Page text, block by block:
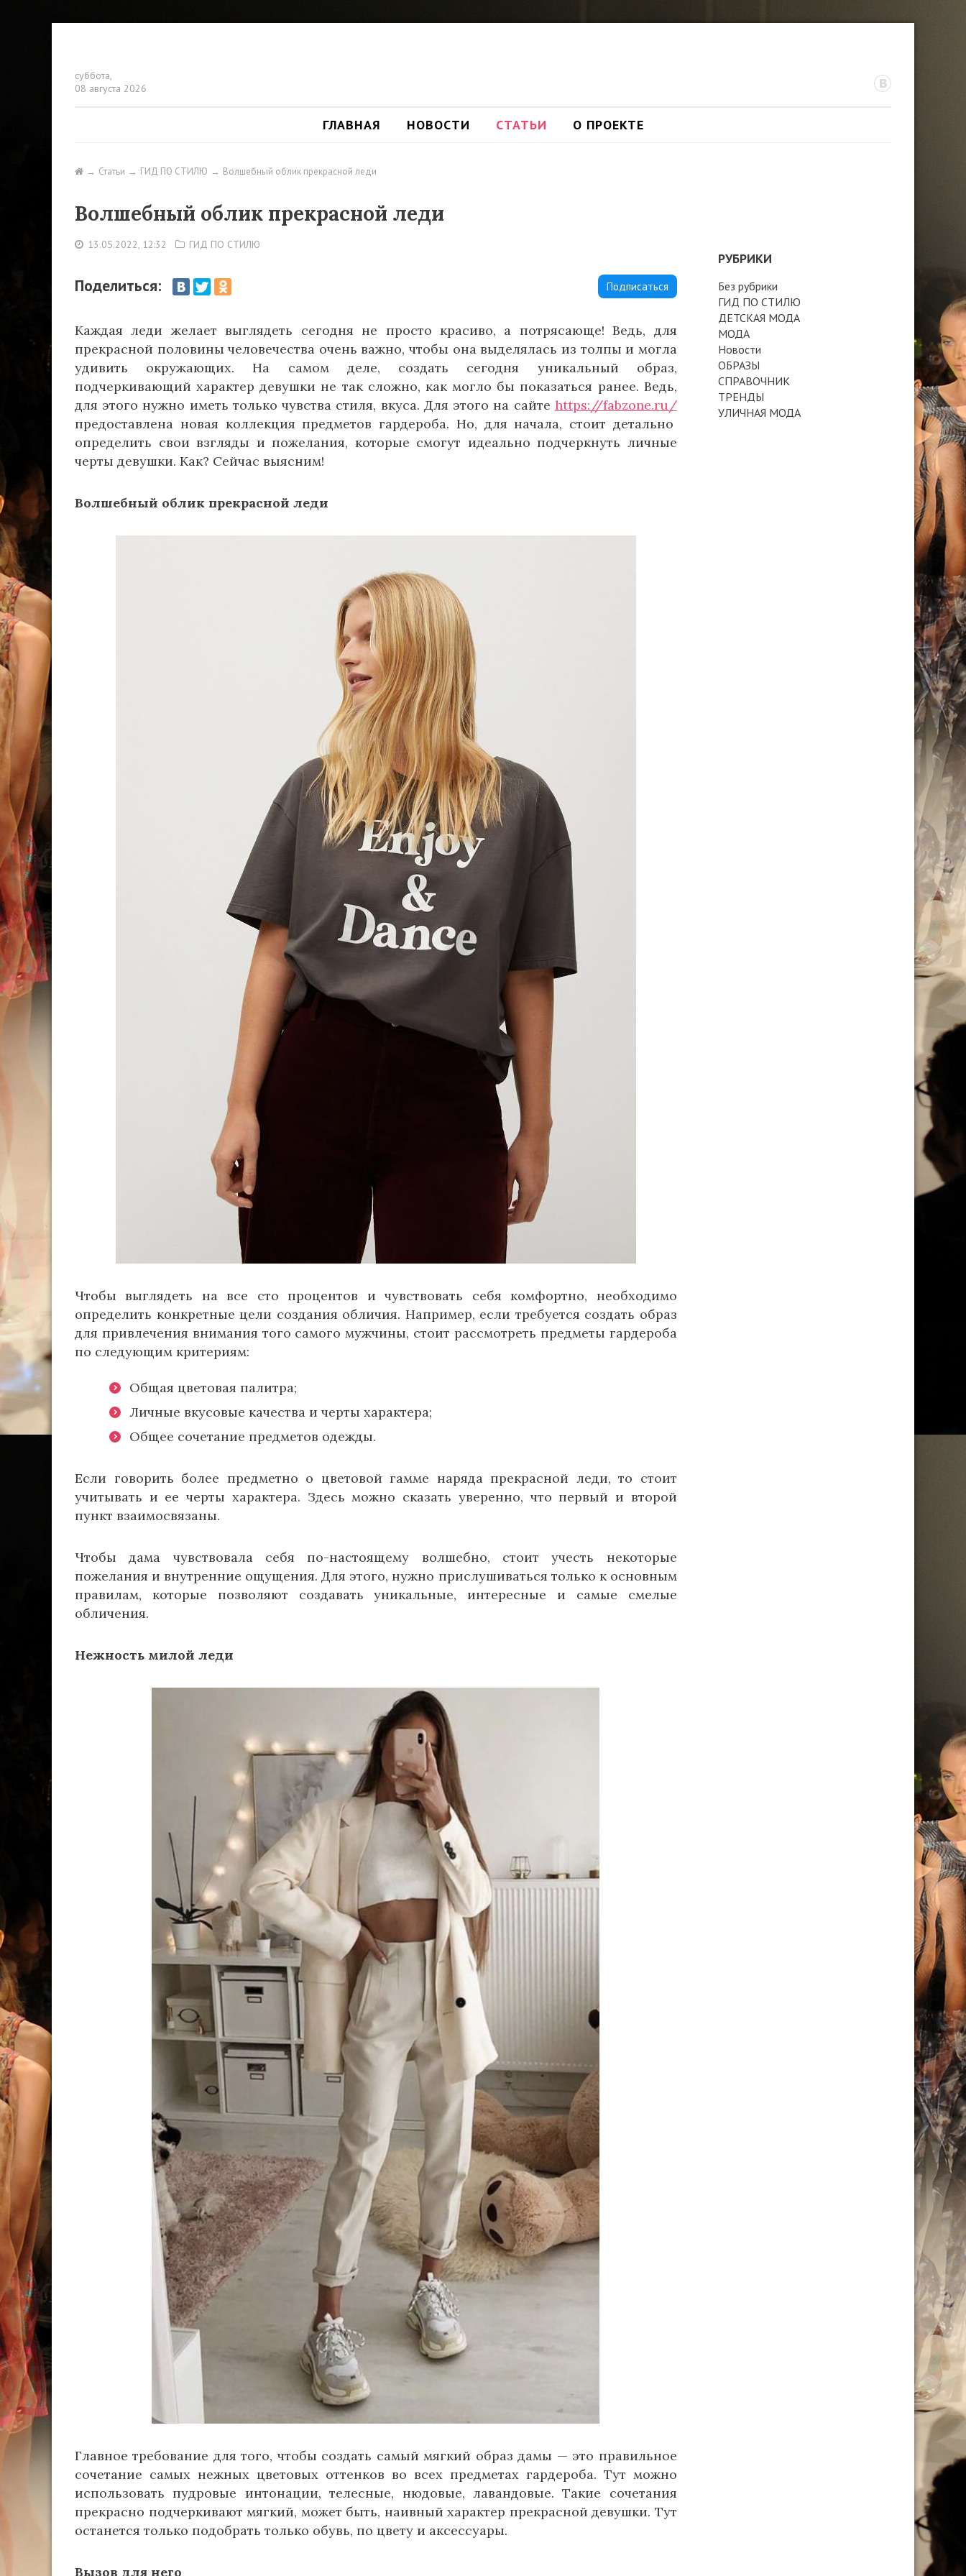
суббота,
08 августа 2026
ГЛАВНАЯ НОВОСТИ СТАТЬИ О ПРОЕКТЕ
Статьи ГИД ПО СТИЛЮ Волшебный облик прекрасной леди
Волшебный облик прекрасной леди
13.05.2022, 12:32 ГИД ПО СТИЛЮ
Поделиться: Подписаться
Каждая леди желает выглядеть сегодня не просто красиво, а потрясающе! Ведь, для
прекрасной половины человечества очень важно, чтобы она выделялась из толпы и могла
удивить окружающих. На самом деле, создать сегодня уникальный образ,
подчеркивающий характер девушки не так сложно, как могло бы показаться ранее. Ведь,
для этого нужно иметь только чувства стиля, вкуса. Для этого на сайте https://fabzone.ru/
предоставлена новая коллекция предметов гардероба. Но, для начала, стоит детально
определить свои взгляды и пожелания, которые смогут идеально подчеркнуть личные
черты девушки. Как? Сейчас выясним!
Волшебный облик прекрасной леди
Чтобы выглядеть на все сто процентов и чувствовать себя комфортно, необходимо
определить конкретные цели создания обличия. Например, если требуется создать образ
для привлечения внимания того самого мужчины, стоит рассмотреть предметы гардероба
по следующим критериям:
Общая цветовая палитра;
Личные вкусовые качества и черты характера;
Общее сочетание предметов одежды.
Если говорить более предметно о цветовой гамме наряда прекрасной леди, то стоит
учитывать и ее черты характера. Здесь можно сказать уверенно, что первый и второй
пункт взаимосвязаны.
Чтобы дама чувствовала себя по-настоящему волшебно, стоит учесть некоторые
пожелания и внутренние ощущения. Для этого, нужно прислушиваться только к основным
правилам, которые позволяют создавать уникальные, интересные и самые смелые
обличения.
Нежность милой леди
Главное требование для того, чтобы создать самый мягкий образ дамы — это правильное
сочетание самых нежных цветовых оттенков во всех предметах гардероба. Тут можно
использовать пудровые интонации, телесные, нюдовые, лавандовые. Такие сочетания
прекрасно подчеркивают мягкий, может быть, наивный характер прекрасной девушки. Тут
останется только подобрать только обувь, по цвету и аксессуары.
Вызов для него
РУБРИКИ
Без рубрики
ГИД ПО СТИЛЮ
ДЕТСКАЯ МОДА
МОДА
Новости
ОБРАЗЫ
СПРАВОЧНИК
ТРЕНДЫ
УЛИЧНАЯ МОДА